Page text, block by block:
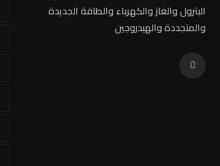
البترول والغاز والكهرباء والطاقة الجديدة
والمتجددة والهيدروجين